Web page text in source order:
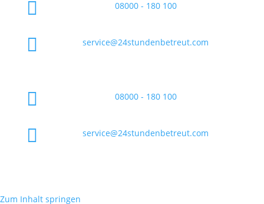
 08000 - 180 100
 service@24stundenbetreut.com
 08000 - 180 100
 service@24stundenbetreut.com
Zum Inhalt springen